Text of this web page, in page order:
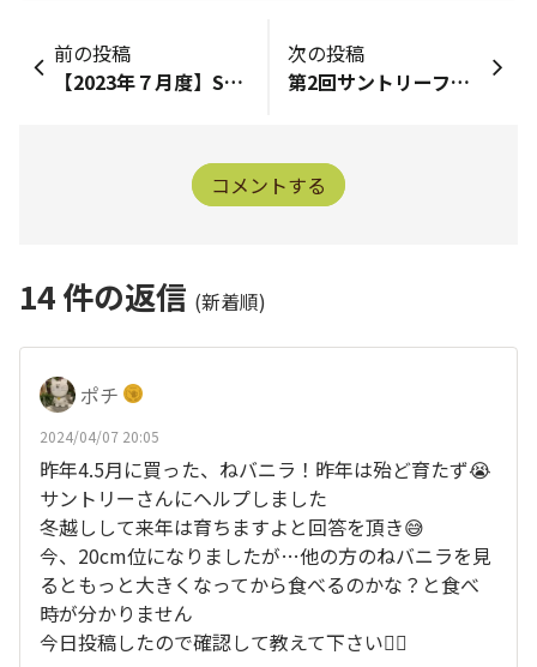
前の投稿
【2023年７月度】SUNSUNアワード発表！
次の投稿
第2回サントリーフラワーズ「オフ会」の様子をお届け！
コメントする
14件の返信 (新着順)
ポチ
2024/04/07 20:05
昨年4.5月に買った、ねバニラ！昨年は殆ど育たず😭
サントリーさんにヘルプしました
冬越しして来年は育ちますよと回答を頂き😅
今、20cm位になりましたが…他の方のねバニラを見
るともっと大きくなってから食べるのかな？と食べ
時が分かりません
今日投稿したので確認して教えて下さい🙇‍♀️